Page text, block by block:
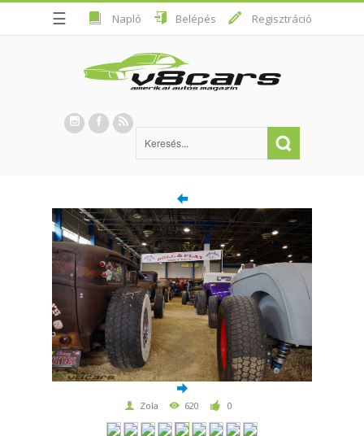
☰ Napló Belépés Regisztráció
Zola 620 0